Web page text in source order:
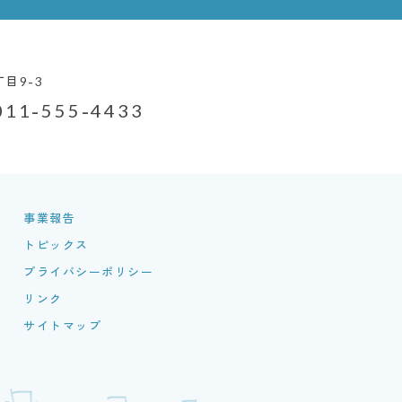
目9-3
555-4433
事業報告
トピックス
プライバシーポリシー
リンク
サイトマップ